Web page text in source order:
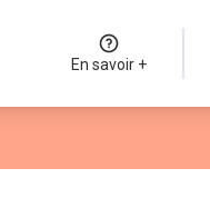
En savoir +